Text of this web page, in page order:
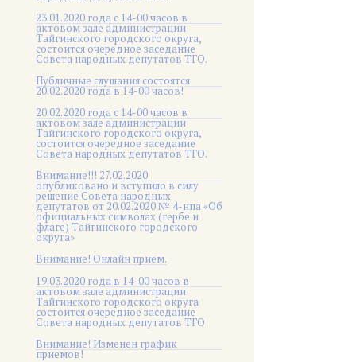
23.01.2020 года с 14-00 часов в
актовом зале администрации
Тайгинского городского округа,
состоится очередное заседание
Совета народных депутатов ТГО.
Публичные слушания состоятся
20.02.2020 года в 14-00 часов!
20.02.2020 года с 14-00 часов в
актовом зале администрации
Тайгинского городского округа,
состоится очередное заседание
Совета народных депутатов ТГО.
Внимание!!! 27.02.2020
опубликовано и вступило в силу
решение Совета народных
депутатов от 20.02.2020 № 4-нпа «Об
официальных символах (гербе и
флаге) Тайгинского городского
округа»
Внимание! Онлайн прием.
19.03.2020 года в 14-00 часов в
актовом зале администрации
Тайгинского городского округа
состоится очередное заседание
Совета народных депутатов ТГО
Внимание! Изменен график
приемов!